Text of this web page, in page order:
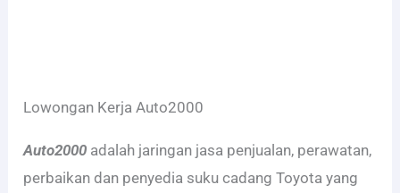
Lowongan Kerja Auto2000
Auto2000 adalah jaringan jasa penjualan, perawatan,
perbaikan dan penyedia suku cadang Toyota yang